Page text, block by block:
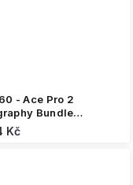
- Ace Pro 2
Bundle
edice - akční
Kč